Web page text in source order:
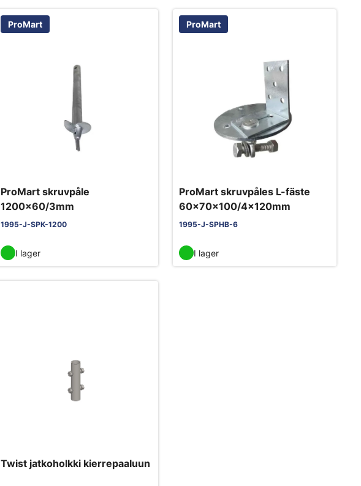
ProMart
ProMart skruvpåle
1200x60/3mm
1995-J-SPK-1200
I lager
ProMart
ProMart skruvpåles L-fäste
60x70x100/4x120mm
1995-J-SPHB-6
I lager
Twist jatkoholkki kierrepaaluun